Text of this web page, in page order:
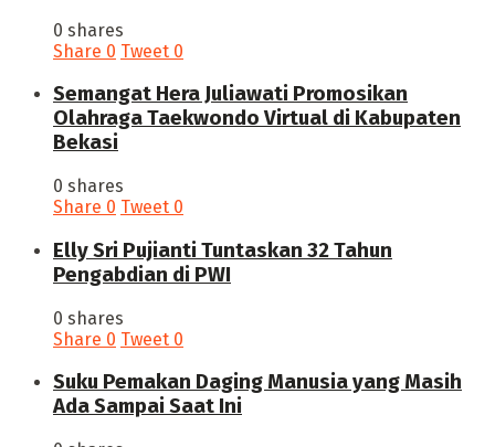
0 shares
Share 0 Tweet 0
Semangat Hera Juliawati Promosikan
Olahraga Taekwondo Virtual di Kabupaten
Bekasi
0 shares
Share 0 Tweet 0
Elly Sri Pujianti Tuntaskan 32 Tahun
Pengabdian di PWI
0 shares
Share 0 Tweet 0
‎Suku Pemakan Daging Manusia yang Masih
Ada Sampai Saat Ini